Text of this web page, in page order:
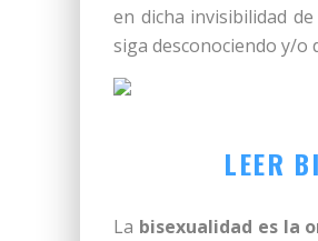
en dicha invisibilidad
siga desconociendo y/o
LEER
La bisexualidad es la